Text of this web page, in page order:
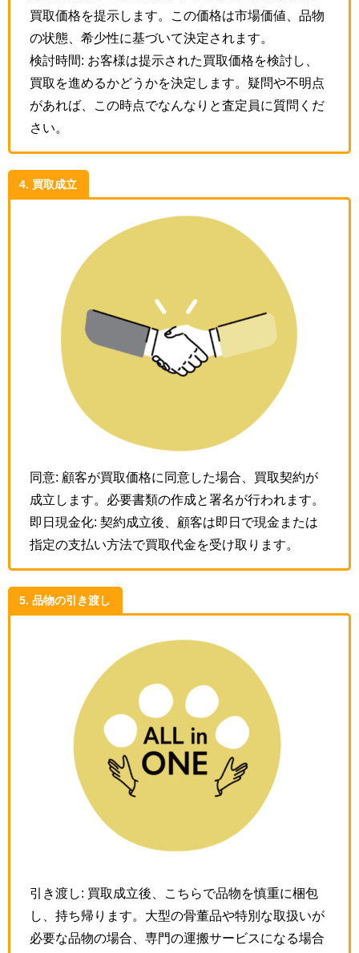
買取価格を提示します。この価格は市場価値、品物
の状態、希少性に基づいて決定されます。
検討時間: お客様は提示された買取価格を検討し、
買取を進めるかどうかを決定します。疑問や不明点
があれば、この時点でなんなりと査定員に質問くだ
さい。
4. 買取成立
同意: 顧客が買取価格に同意した場合、買取契約が
成立します。必要書類の作成と署名が行われます。
即日現金化: 契約成立後、顧客は即日で現金または
指定の支払い方法で買取代金を受け取ります。
5. 品物の引き渡し
引き渡し: 買取成立後、こちらで品物を慎重に梱包
し、持ち帰ります。大型の骨董品や特別な取扱いが
必要な品物の場合、専門の運搬サービスになる場合